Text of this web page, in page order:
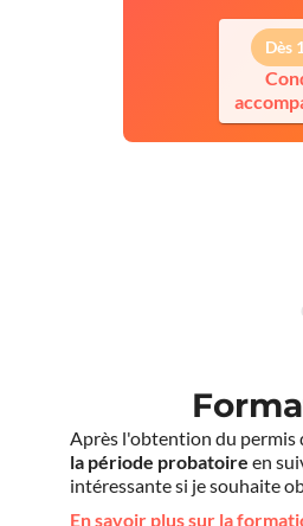
Dès
Après l'obtention du permis
la période probatoire en
intéressante si je souhaite
En savoir plus sur la